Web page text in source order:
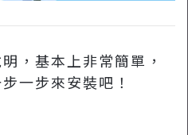
，基本上非常簡單，
一步來安裝吧！